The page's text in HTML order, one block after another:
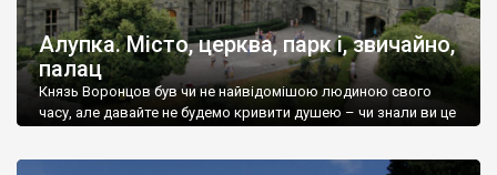
Алупка. Місто, церква, парк і, звичайно,
палац
Князь Воронцов був чи не найвідомішою людиною свого
часу, але давайте не будемо кривити душею – чи знали ви це